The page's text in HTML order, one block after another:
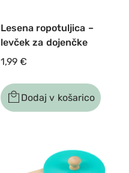
Lesena ropotuljica –
levček za dojenčke
1,99€
Dodaj v košarico